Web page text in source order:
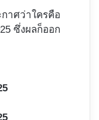
าศว่าใครคือ
ซึ่งผลก็ออก